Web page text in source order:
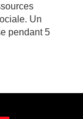
Un
pendant 5